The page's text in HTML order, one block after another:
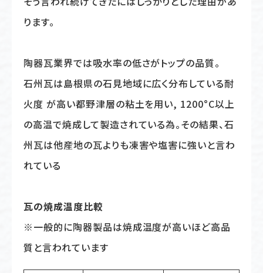
ります。
陶器瓦業界では吸水率の低さがトップの品質。
石州瓦は島根県の石見地域に広く分布している耐
火度 が高い都野津層の粘土を用い, 1200°C以上
の高温で焼成して製造されている為。その結果、石
州瓦は他産地の瓦よりも凍害や塩害に強いと言わ
れている
瓦の焼成温度比較
※一般的に陶器製品は焼成温度が高いほど高品
質と言われています